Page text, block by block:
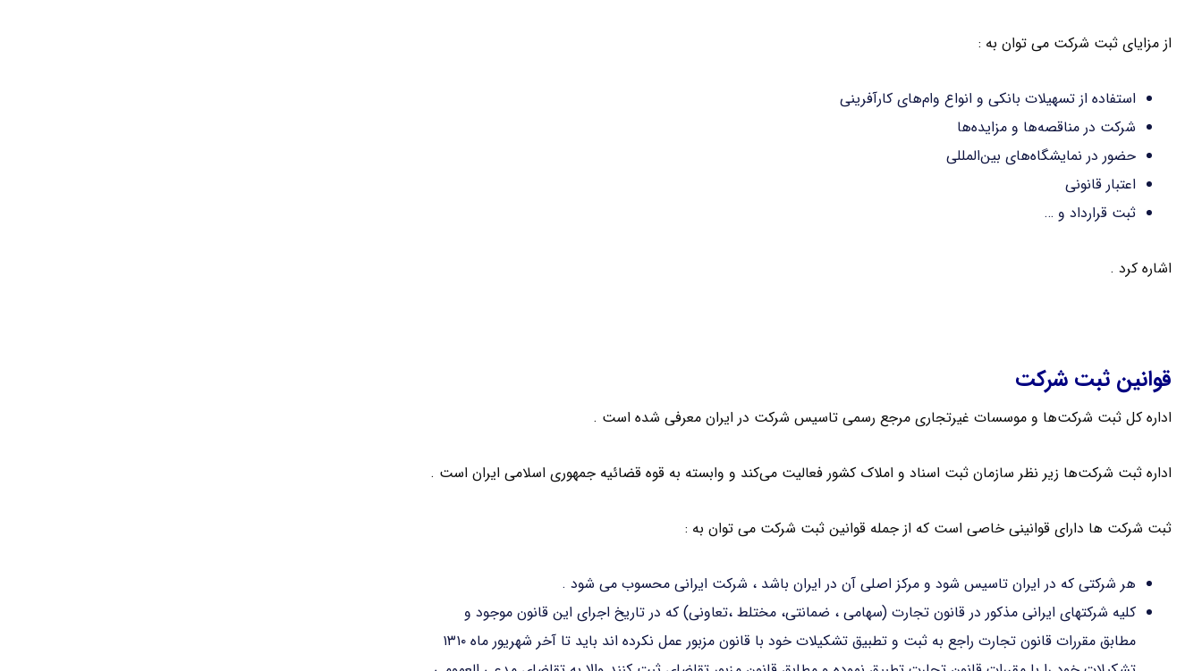
از مزایای ثبت شرکت می توان به :
استفاده از تسهیلات بانکی و انواع وام‌های کارآفرینی
شرکت در مناقصه‌ها و مزایده‌ها
حضور در نمایشگاه‌های بین‌المللی
اعتبار قانونی
ثبت قرارداد و …
اشاره کرد .
قوانین ثبت شرکت
اداره کل ثبت شرکت‌ها و موسسات غیرتجاری مرجع رسمی تاسیس شرکت در ایران معرفی شده است .
اداره ثبت شرکت‌ها زیر نظر سازمان ثبت اسناد و املاک کشور فعالیت می‌کند و وابسته به قوه قضائیه جمهوری اسلامی ایران است .
ثبت شرکت ها دارای قوانینی خاصی است که از جمله قوانین ثبت شرکت می توان به :
هر شرکتی که در ایران تاسیس شود و مرکز اصلی آن در ایران باشد ، شرکت ایرانی محسوب می شود .
کلیه شرکتهای ایرانی مذکور در قانون تجارت (سهامی ، ضمانتی، مختلط ،تعاونی) که در تاریخ اجرای این قانون موجود و
مطابق مقررات قانون تجارت راجع به ثبت و تطبیق تشکیلات خود با قانون مزبور عمل نکرده اند باید تا آخر شهریور ماه ۱۳۱۰